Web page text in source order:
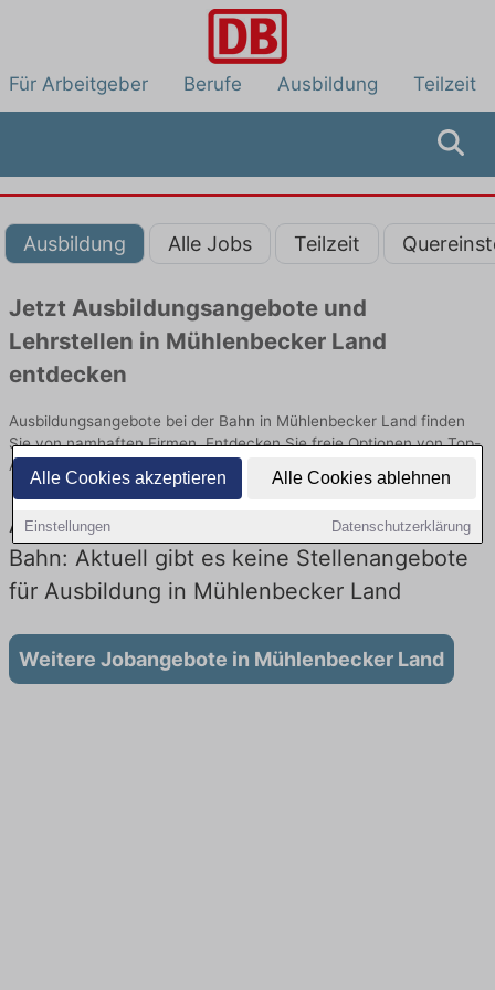
Alle Cookies akzeptieren Alle Cookies ablehnen
Einstellungen Datenschutzerklärung
Für Arbeitgeber Berufe Ausbildung Teilzeit
Ausbildung Alle Jobs Teilzeit
Jetzt Ausbildungsangebote und
Lehrstellen in Mühlenbecker Land
entdecken
Ausbildungsangebote bei der Bahn in Mühlenbecker Land finden
Sie von namhaften Firmen. Entdecken Sie freie Optionen von Top-
Arbeitgebern und bewerben Sie sich noch heute.
Ausbildung in Mühlenbecker Land bei der
Bahn: Aktuell gibt es keine Stellenangebote
für Ausbildung in Mühlenbecker Land
Weitere Jobangebote in Mühlenbecker Land